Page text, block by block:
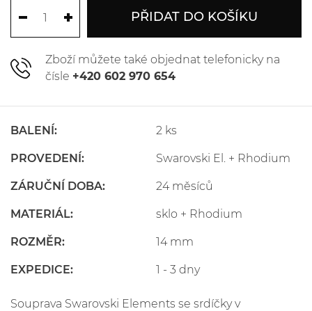
PŘIDAT DO KOŠÍKU
Zboží můžete také objednat telefonicky na
čísle +420 602 970 654
BALENÍ: 2 ks
PROVEDENÍ: Swarovski El. + Rhodium
ZÁRUČNÍ DOBA: 24 měsíců
MATERIÁL: sklo + Rhodium
ROZMĚR: 14 mm
EXPEDICE: 1 - 3 dny
Souprava Swarovski Elements se srdíčky v